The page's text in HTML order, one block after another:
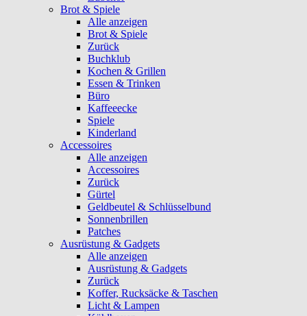
Brot & Spiele
Alle anzeigen
Brot & Spiele
Zurück
Buchklub
Kochen & Grillen
Essen & Trinken
Büro
Kaffeeecke
Spiele
Kinderland
Accessoires
Alle anzeigen
Accessoires
Zurück
Gürtel
Geldbeutel & Schlüsselbund
Sonnenbrillen
Patches
Ausrüstung & Gadgets
Alle anzeigen
Ausrüstung & Gadgets
Zurück
Koffer, Rucksäcke & Taschen
Licht & Lampen